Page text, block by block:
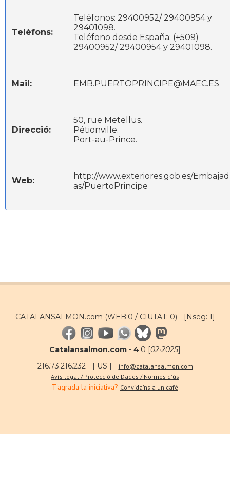
Telèfons:
Teléfonos: 29400952/ 29400954 y
29401098.
Teléfono desde España: (+509)
29400952/ 29400954 y 29401098.
Mail: EMB.PUERTOPRINCIPE@MAEC.ES
Direcció:
50, rue Metellus.
Pétionville.
Port-au-Prince.
Web:
http://www.exteriores.gob.es/Embajad
as/PuertoPrincipe
CATALANSALMON.com (WEB:0 / CIUTAT: 0) - [Nseg: 1]
Catalansalmon.com - 4.0 [02·2025]
216.73.216.232 - [ US ] - info@catalansalmon.com
Avís legal / Protecció de Dades / Normes d'ús
T'agrada la iniciativa? Convida'ns a un café